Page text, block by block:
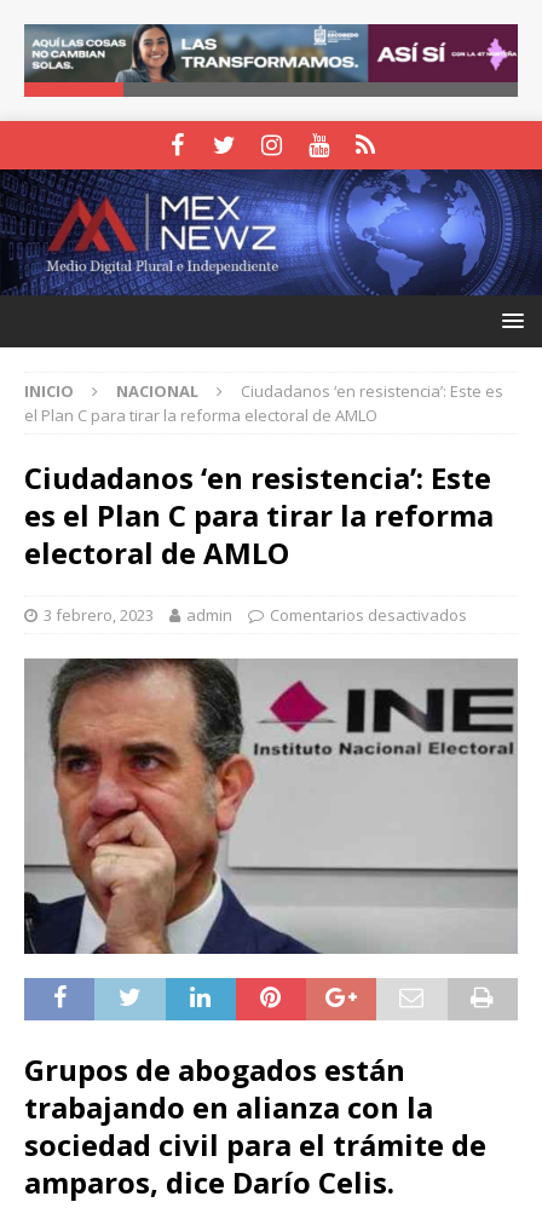
INICIO NACIONAL
Ciudadanos ‘en resistencia’: Este es
el Plan C para tirar la reforma electoral de AMLO
Ciudadanos ‘en resistencia’: Este
es el Plan C para tirar la reforma
electoral de AMLO
3 febrero, 2023 admin Comentarios desactivados
Grupos de abogados están
trabajando en alianza con la
sociedad civil para el trámite de
amparos, dice Darío Celis.